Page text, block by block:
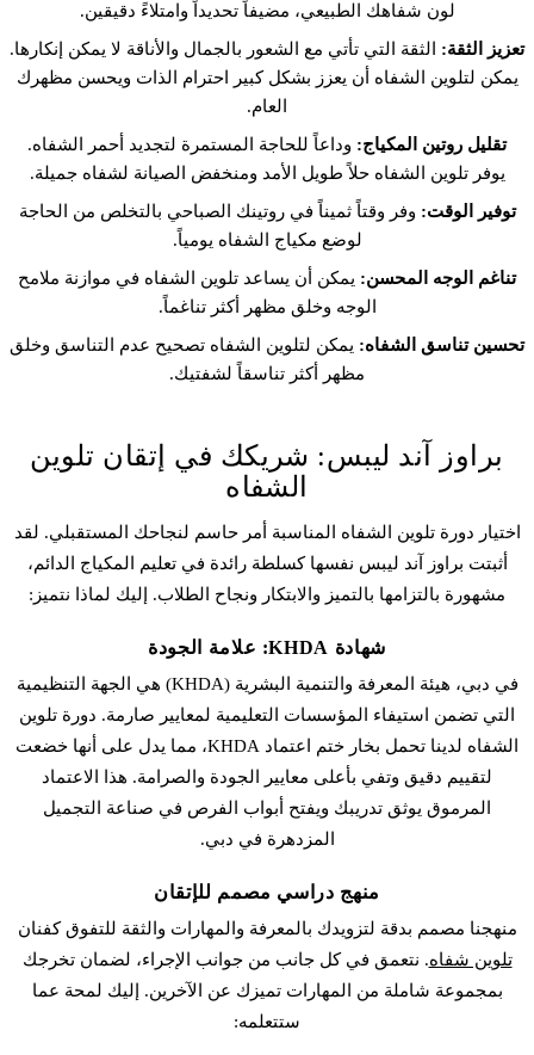
لون شفاهك الطبيعي، مضيفاً تحديداً وامتلاءً دقيقين.
تعزيز الثقة: الثقة التي تأتي مع الشعور بالجمال والأناقة لا يمكن إنكارها.
يمكن لتلوين الشفاه أن يعزز بشكل كبير احترام الذات ويحسن مظهرك
العام.
تقليل روتين المكياج: وداعاً للحاجة المستمرة لتجديد أحمر الشفاه.
يوفر تلوين الشفاه حلاً طويل الأمد ومنخفض الصيانة لشفاه جميلة.
توفير الوقت: وفر وقتاً ثميناً في روتينك الصباحي بالتخلص من الحاجة
لوضع مكياج الشفاه يومياً.
تناغم الوجه المحسن: يمكن أن يساعد تلوين الشفاه في موازنة ملامح
الوجه وخلق مظهر أكثر تناغماً.
تحسين تناسق الشفاه: يمكن لتلوين الشفاه تصحيح عدم التناسق وخلق
مظهر أكثر تناسقاً لشفتيك.
براوز آند ليبس: شريكك في إتقان تلوين
الشفاه
اختيار دورة تلوين الشفاه المناسبة أمر حاسم لنجاحك المستقبلي. لقد
أثبتت براوز آند ليبس نفسها كسلطة رائدة في تعليم
المكياج الدائم،
مشهورة بالتزامها بالتميز والابتكار ونجاح الطلاب. إليك لماذا نتميز:
شهادة KHDA: علامة الجودة
في دبي، هيئة المعرفة والتنمية البشرية (KHDA) هي الجهة التنظيمية
التي تضمن استيفاء المؤسسات التعليمية لمعايير صارمة. دورة تلوين
الشفاه
لدينا تحمل بخار ختم اعتماد KHDA، مما يدل على أنها خضعت
لتقييم دقيق وتفي بأعلى معايير الجودة والصرامة. هذا الاعتماد
المرموق يوثق تدريبك ويفتح أبواب الفرص في صناعة التجميل
المزدهرة في دبي.
منهج دراسي مصمم للإتقان
منهجنا مصمم بدقة لتزويدك بالمعرفة والمهارات والثقة للتفوق كفنان
تلوين شفاه. نتعمق في كل جانب من جوانب الإجراء، لضمان تخرجك
بمجموعة شاملة من المهارات تميزك عن الآخرين. إليك لمحة عما
ستتعلمه: